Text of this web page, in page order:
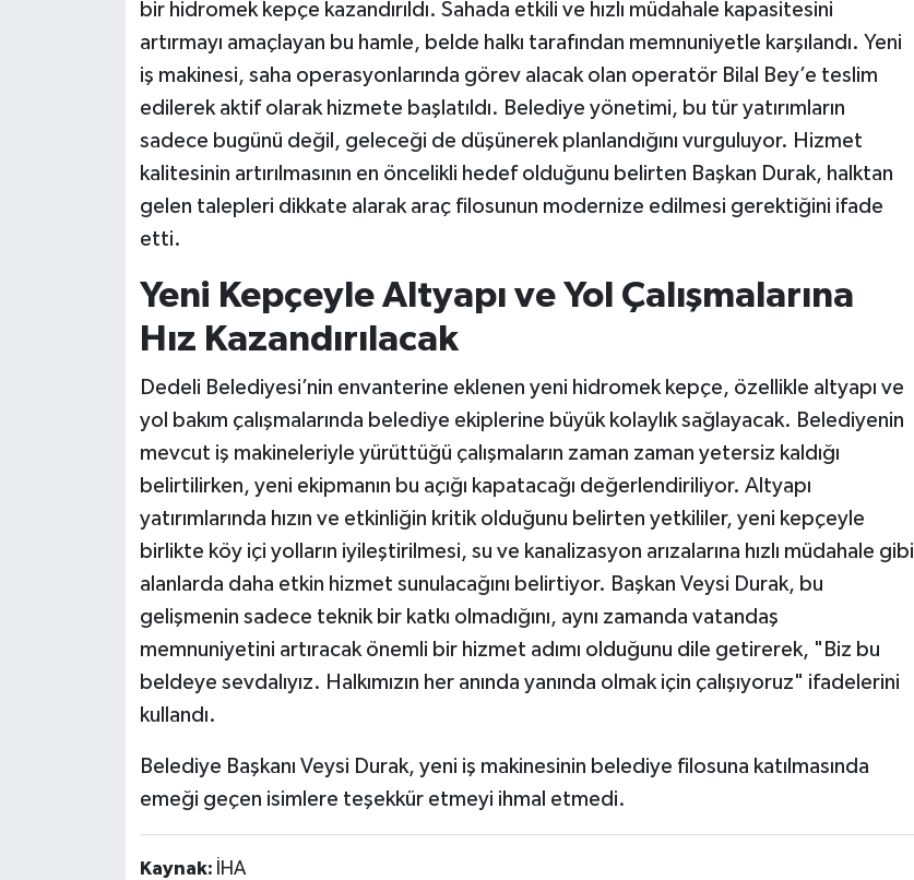
bir hidromek kepçe kazandırıldı. Sahada etkili ve hızlı müdahale kapasitesini
artırmayı amaçlayan bu hamle, belde halkı tarafından memnuniyetle karşılandı. Yeni
iş makinesi, saha operasyonlarında görev alacak olan operatör Bilal Bey’e teslim
edilerek aktif olarak hizmete başlatıldı. Belediye yönetimi, bu tür yatırımların
sadece bugünü değil, geleceği de düşünerek planlandığını vurguluyor. Hizmet
kalitesinin artırılmasının en öncelikli hedef olduğunu belirten Başkan Durak, halktan
gelen talepleri dikkate alarak araç filosunun modernize edilmesi gerektiğini ifade
etti.
Yeni Kepçeyle Altyapı ve Yol Çalışmalarına
Hız Kazandırılacak
Dedeli Belediyesi’nin envanterine eklenen yeni hidromek kepçe, özellikle altyapı ve
yol bakım çalışmalarında belediye ekiplerine büyük kolaylık sağlayacak. Belediyenin
mevcut iş makineleriyle yürüttüğü çalışmaların zaman zaman yetersiz kaldığı
belirtilirken, yeni ekipmanın bu açığı kapatacağı değerlendiriliyor. Altyapı
yatırımlarında hızın ve etkinliğin kritik olduğunu belirten yetkililer, yeni kepçeyle
birlikte köy içi yolların iyileştirilmesi, su ve kanalizasyon arızalarına hızlı müdahale gibi
alanlarda daha etkin hizmet sunulacağını belirtiyor. Başkan Veysi Durak, bu
gelişmenin sadece teknik bir katkı olmadığını, aynı zamanda vatandaş
memnuniyetini artıracak önemli bir hizmet adımı olduğunu dile getirerek, "Biz bu
beldeye sevdalıyız. Halkımızın her anında yanında olmak için çalışıyoruz" ifadelerini
kullandı.
Belediye Başkanı Veysi Durak, yeni iş makinesinin belediye filosuna katılmasında
emeği geçen isimlere teşekkür etmeyi ihmal etmedi.
Kaynak: İHA